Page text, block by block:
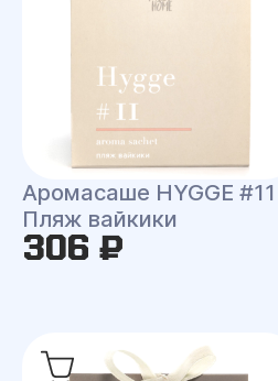
Аромасаше HYGGE #11
Пляж вайкики
306 ₽